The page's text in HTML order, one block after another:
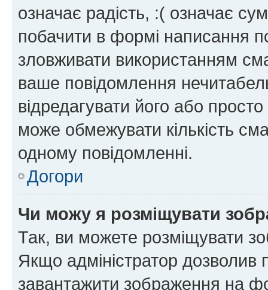
означає радість, :( означає
побачити в формі написання
зловживати використанням
ваше повідомлення
відредагувати його або
може обмежувати кількість
одному повідомленні.
Догори
Чи можу я розміщувати
Так, ви можете розміщувати
Якщо адміністратор
завантажити зображення на